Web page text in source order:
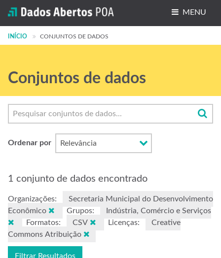
MENU
Conjuntos de dados
Grupos
Sobre
INÍCIO CONJUNTOS DE DADOS
Conjuntos de dados
Ordenar por
1 conjunto de dados encontrado
Organizações:
Secretaria Municipal do Desenvolvimento
Econômico
Grupos:
Indústria, Comércio e Serviços
Formatos:
CSV Licenças:
Creative
Commons Atribuição
Filtrar Resultados